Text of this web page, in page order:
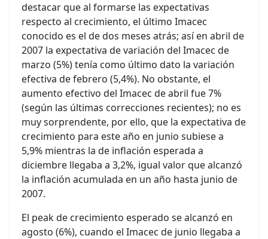
destacar que al formarse las expectativas
respecto al crecimiento, el último Imacec
conocido es el de dos meses atrás; así en abril de
2007 la expectativa de variación del Imacec de
marzo (5%) tenía como último dato la variación
efectiva de febrero (5,4%). No obstante, el
aumento efectivo del Imacec de abril fue 7%
(según las últimas correcciones recientes); no es
muy sorprendente, por ello, que la expectativa de
crecimiento para este año en junio subiese a
5,9% mientras la de inflación esperada a
diciembre llegaba a 3,2%, igual valor que alcanzó
la inflación acumulada en un año hasta junio de
2007.
El peak de crecimiento esperado se alcanzó en
agosto (6%), cuando el Imacec de junio llegaba a